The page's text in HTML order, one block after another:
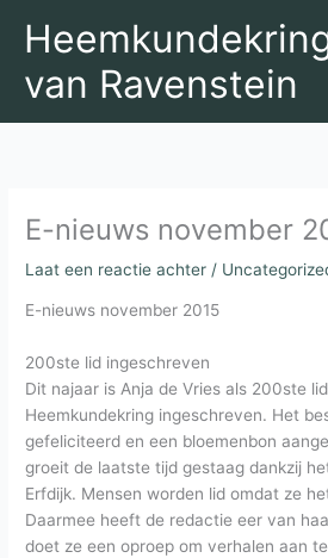
naar
inhoudvan Ravenstein
E-nieuws november
Laat een reactie achter /
E-nieuws november 2015
200ste lid ingeschreven
Dit najaar is Anja de Vries als 200ste
Heemkundekring ingeschreven. Het
gefeliciteerd en een bloemenbon
groeit de laatste tijd gestaag dankzij
Erfdijk. Mensen worden lid omdat ze
Daarmee heeft de redactie eer van
doet ze een oproep om verhalen aan